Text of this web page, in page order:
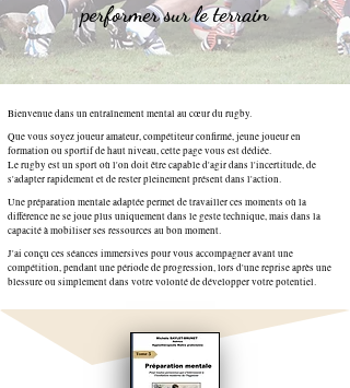
performer sur le terrain
Bienvenue dans un entraînement mental au cœur du rugby.
Que vous soyez joueur amateur, compétiteur confirmé, jeune joueur en
formation ou sportif de haut niveau, cette page vous est dédiée.
Le rugby est un sport où l'on doit être capable d'agir dans l'incertitude, de
s'adapter rapidement et de rester pleinement présent dans l'action.
Une préparation mentale adaptée permet de travailler ces moments où la
différence ne se joue plus uniquement dans le geste technique, mais dans la
capacité à mobiliser ses ressources au bon moment.
J'ai conçu ces séances immersives pour vous accompagner avant une
compétition, pendant une période de progression, lors d'une reprise après une
blessure ou simplement dans votre volonté de développer votre potentiel.